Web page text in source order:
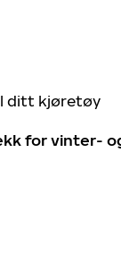
ditt kjøretøy
for vinter-